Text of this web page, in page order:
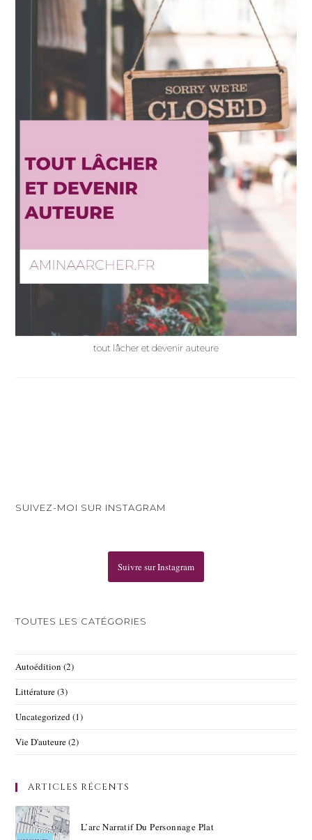
tout lâcher et devenir auteure
SUIVEZ-MOI SUR INSTAGRAM
Suivre sur Instagram
TOUTES LES CATÉGORIES
Autoédition (2)
Littérature(3)
Uncategorized(1)
Vie D'auteure(2)
ARTICLES RÉCENTS
L’arc Narratif Du Personnage Plat